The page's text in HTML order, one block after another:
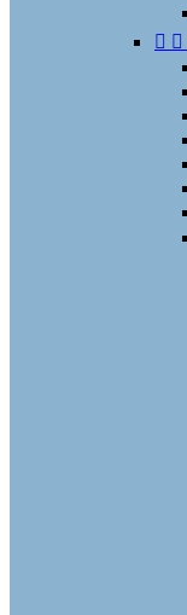
 